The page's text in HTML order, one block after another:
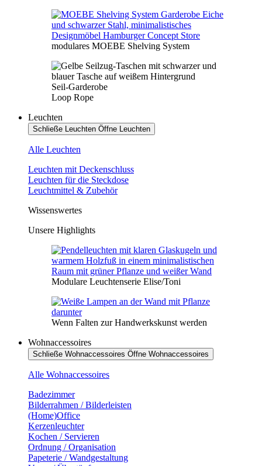
modulares MOEBE Shelving System
Seil-Garderobe
Loop Rope
Leuchten
Schließe Leuchten Öffne Leuchten
Alle Leuchten
Leuchten mit Deckenschluss
Leuchten für die Steckdose
Leuchtmittel & Zubehör
Wissenswertes
Unsere Highlights
Modulare Leuchtenserie Elise/Toni
Wenn Falten zur Handwerkskunst werden
Wohnaccessoires
Schließe Wohnaccessoires Öffne Wohnaccessoires
Alle Wohnaccessoires
Badezimmer
Bilderrahmen / Bilderleisten
(Home)Office
Kerzenleuchter
Kochen / Servieren
Ordnung / Organisation
Papeterie / Wandgestaltung